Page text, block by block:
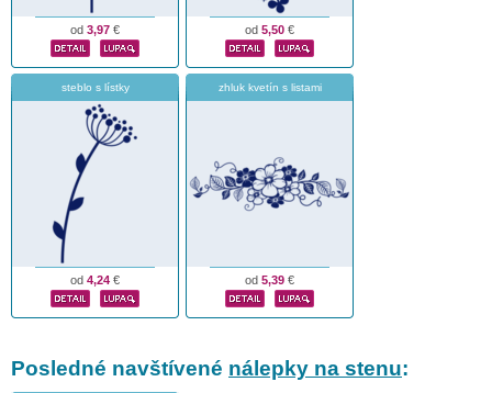
od 3,97 € od 5,50 €
steblo s lístky
od 4,24 €
zhluk kvetín s listami
od 5,39 €
Posledné navštívené nálepky na stenu: